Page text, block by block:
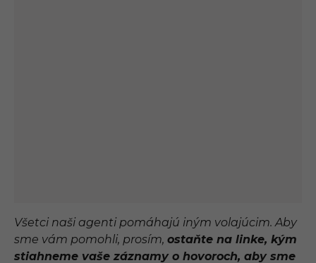
Všetci naši agenti pomáhajú iným volajúcim. Aby
sme vám pomohli, prosím, ostaňte na linke, kým
stiahneme vaše záznamy o hovoroch, aby sme